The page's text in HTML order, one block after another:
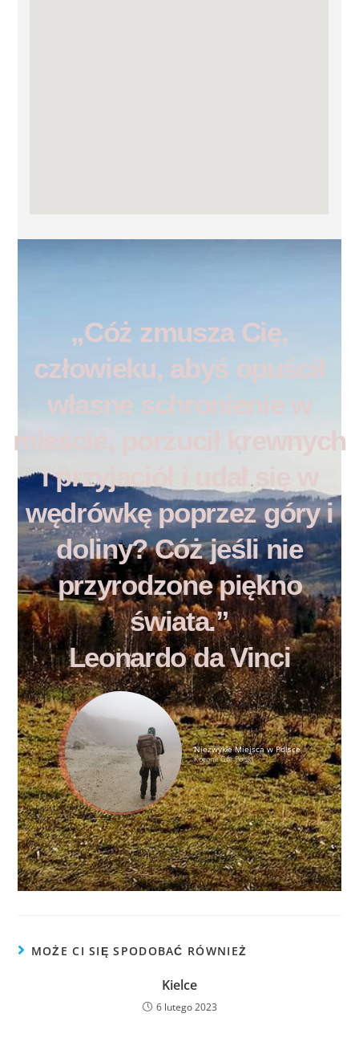
„Cóż zmusza Cię,
człowieku, abyś opuścił
własne schronienie w
mieście, porzucił krewnych
i przyjaciół i udał się w
wędrówkę poprzez góry i
doliny? Cóż jeśli nie
przyrodzone piękno
świata.”
Leonardo da Vinci
Niezwykłe Miejsca w Polsce
Korona Gór Polski
MOŻE CI SIĘ SPODOBAĆ RÓWNIEŻ
Kielce
6 lutego 2023